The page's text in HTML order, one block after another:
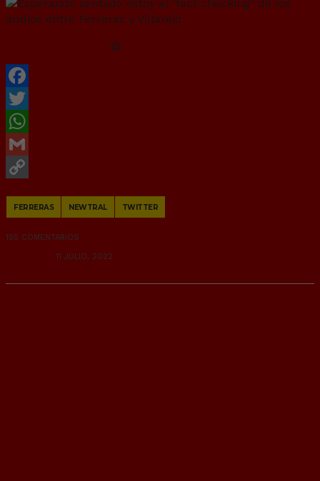
@
Facebook
Twitter
WhatsApp
Gmail
Link
FERRERAS NEWTRAL TWITTER
155 COMENTARIOS
11 JULIO, 2022